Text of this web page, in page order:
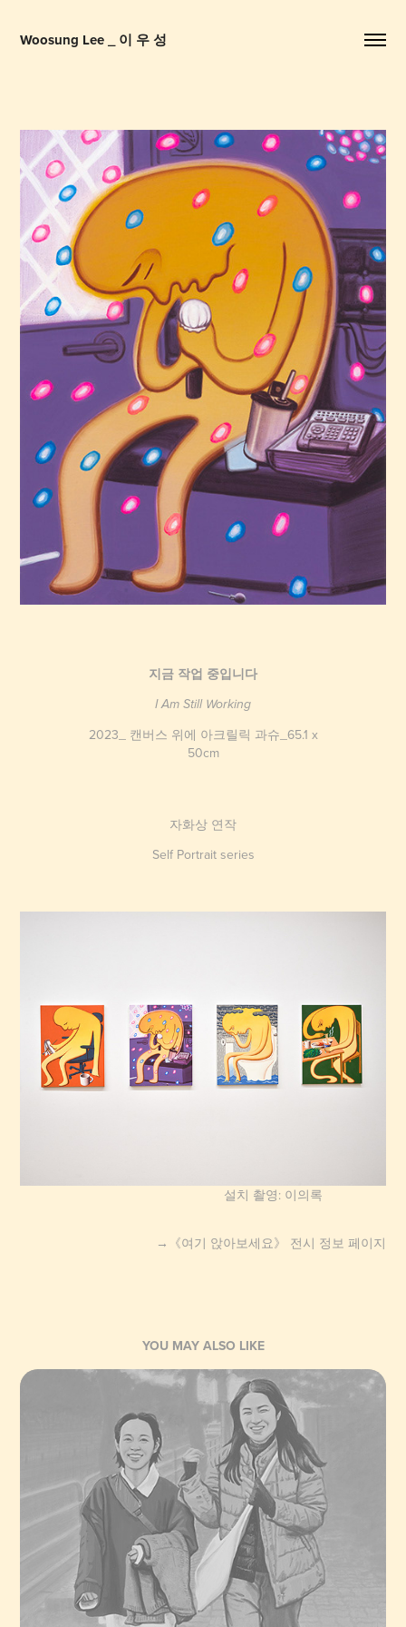
Woosung Lee _ 이 우 성
지금 작업 중입니다
I Am Still Working
2023_ 캔버스 위에 아크릴릭 과슈_65.1 x
50cm
자화상 연작
Self Portrait series
설치 촬영: 이의록
→ 《여기 앉아보세요》 전시 정보 페이지​​​​​​​
YOU MAY ALSO LIKE